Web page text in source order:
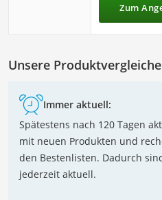
Zum
Unsere
Immer aktuell:
Spätestens nach 120 Tagen
mit neuen Produkten und
den Bestenlisten. Dadurch
jederzeit aktuell.